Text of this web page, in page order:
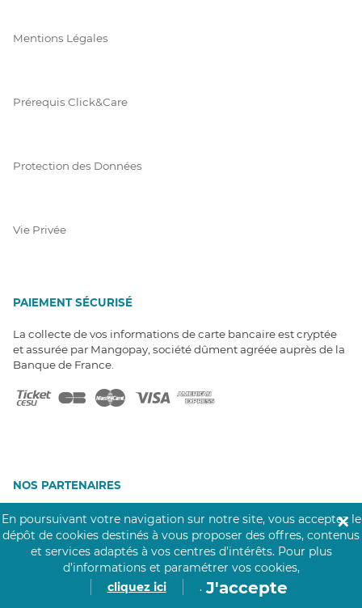
Mentions Légales
Prérequis Click&Care
Protection des Données
Vie Privée
PAIEMENT SÉCURISÉ
La collecte de vos informations de carte bancaire est cryptée
et assurée par Mangopay, société dûment agréée auprès de la
Banque de France.
NOS PARTENAIRES
Click&Care est soutenu par les Groupes
Caisse des Dépôts et MAIF.
En poursuivant votre navigation sur notre site, vous acceptez le
dépôt de cookies destinés à vous proposer des offres, contenus
et services adaptés à vos centres d’intérêts. Pour plus
d’informations et paramétrer vos cookies,
cliquez ici
. J'accepte
✕